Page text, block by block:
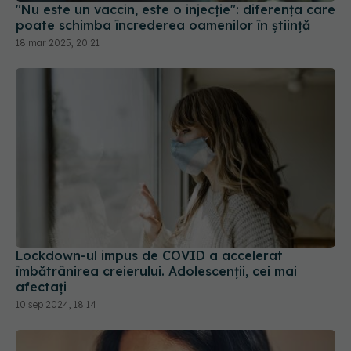
"Nu este un vaccin, este o injecție": diferența care
poate schimba încrederea oamenilor în știință
18 mar 2025, 20:21
Lockdown-ul impus de COVID a accelerat
îmbătrânirea creierului. Adolescenții, cei mai
afectați
10 sep 2024, 18:14